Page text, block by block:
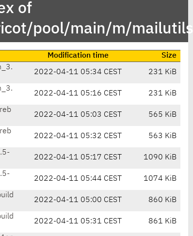
of
pool/main/m/mailutils/
Modification time
Size
2022-04-11 05:34 CEST 231 KiB
2022-04-11 05:16 CEST 231 KiB
2022-04-11 05:03 CEST 565 KiB
2022-04-11 05:32 CEST 563 KiB
2022-04-11 05:17 CEST 1090 KiB
2022-04-11 05:44 CEST 1074 KiB
2022-04-11 05:00 CEST 860 KiB
2022-04-11 05:31 CEST 861 KiB